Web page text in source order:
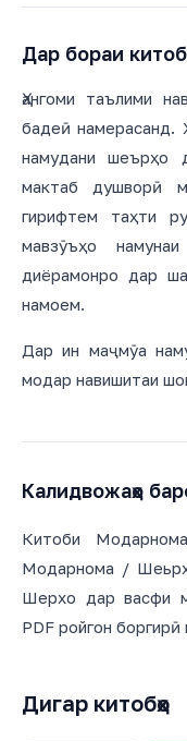
Дар бораи китоб
Ҳангоми таълими
бадеӣ намерасанд.
намудани шеърҳо
мактаб душворӣ
гирифтем таҳти
мавзӯъҳо
диёрамонро дар
намоем.
Дар ин маҷмӯа
модар навишитаи
Калидвожаҳо
Китоби
Модарнома /
Шерхо дар васфи
PDF ройгон
Дигар китобҳо